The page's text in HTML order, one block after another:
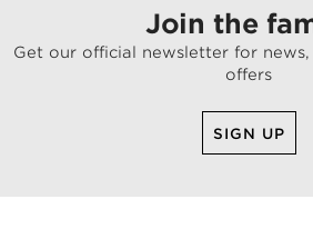
Join the
Get our official newsletter for
offers
SIGN UP